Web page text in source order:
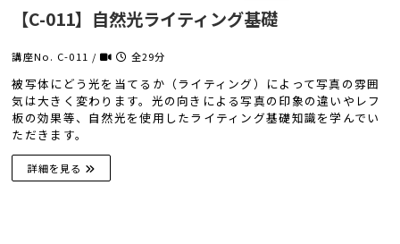
【C-011】自然光ライティング基礎
講座No. C-011 / 全29分
被写体にどう光を当てるか（ライティング）によって写真の雰囲
気は大きく変わります。光の向きによる写真の印象の違いやレフ
板の効果等、自然光を使用したライティング基礎知識を学んでい
ただきます。
詳細を見る